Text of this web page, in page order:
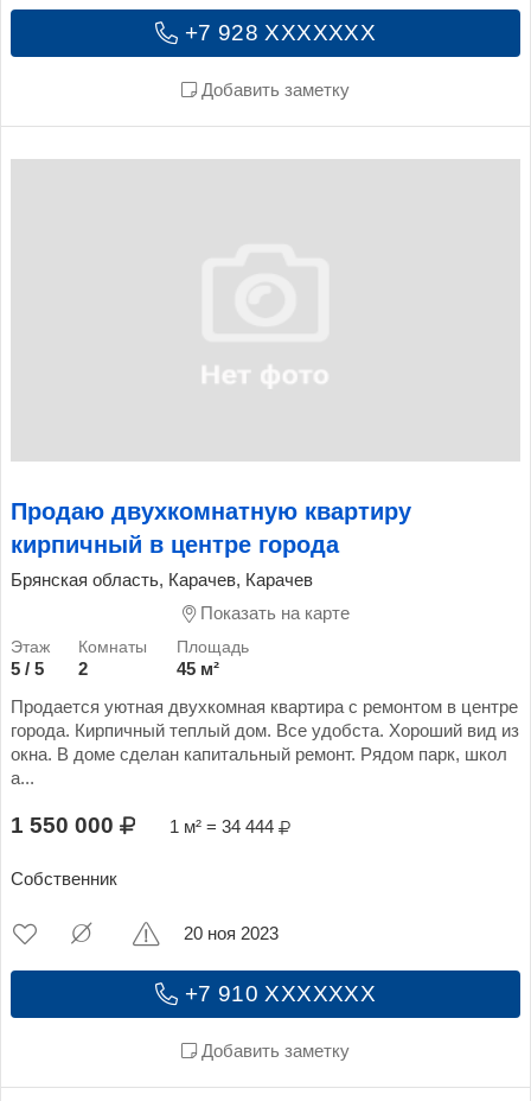
+7 928 XXXXXXX
Добавить заметку
Продаю двухкомнатную квартиру
кирпичный в центре города
Брянская область, Карачев, Карачев
Показать на карте
5 / 5 2
45 м²
Продается уютная двухкомная квартира с ремонтом в центре
города. Кирпичный теплый дом. Все удобста. Хороший вид из
окна. В доме сделан капитальный ремонт. Рядом парк, школ
а...
1 550 000 1 м² = 34 444
Собственник
+7 910 XXXXXXX
Добавить заметку
20 ноя 2023